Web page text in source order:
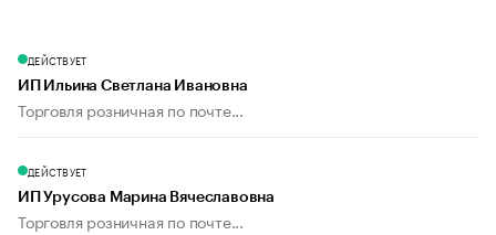
ДЕЙСТВУЕТ
ИП Ильина Светлана Ивановна
Торговля розничная по почте...
ДЕЙСТВУЕТ
ИП Урусова Марина Вячеславовна
Торговля розничная по почте...